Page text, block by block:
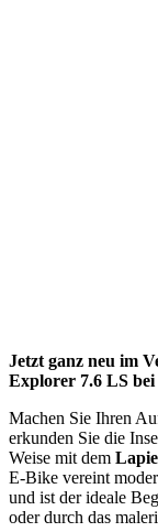
Jetzt ganz neu im
Explorer 7.6 LS
Machen Sie Ihren
erkunden Sie die
Weise mit dem
E-Bike vereint
und ist der ideale
oder durch das